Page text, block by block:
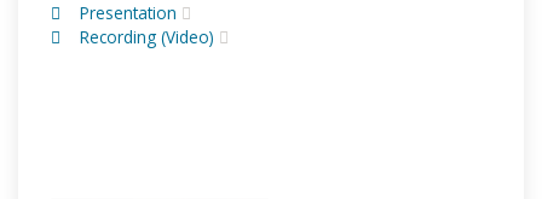
Presentation
Recording (Video)